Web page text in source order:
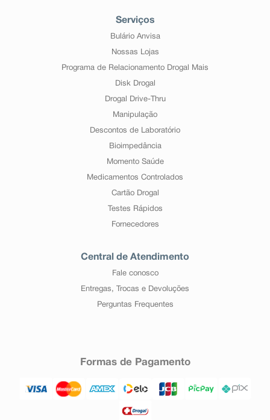
Serviços
Bulário Anvisa
Nossas Lojas
Programa de Relacionamento Drogal Mais
Disk Drogal
Drogal Drive-Thru
Manipulação
Descontos de Laboratório
Bioimpedância
Momento Saúde
Medicamentos Controlados
Cartão Drogal
Testes Rápidos
Fornecedores
Central de Atendimento
Fale conosco
Entregas, Trocas e Devoluções
Perguntas Frequentes
Formas de Pagamento